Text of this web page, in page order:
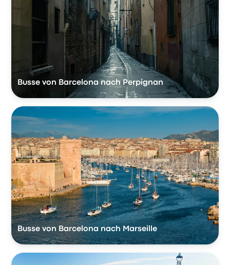
Busse von Barcelona nach Perpignan
Busse von Barcelona nach Marseille